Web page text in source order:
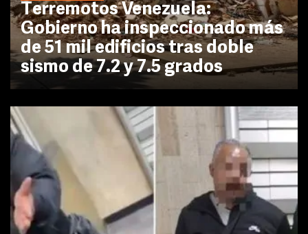
Terremotos Venezuela:
Gobierno ha inspeccionado más
de 51 mil edificios tras doble
sismo de 7.2 y 7.5 grados